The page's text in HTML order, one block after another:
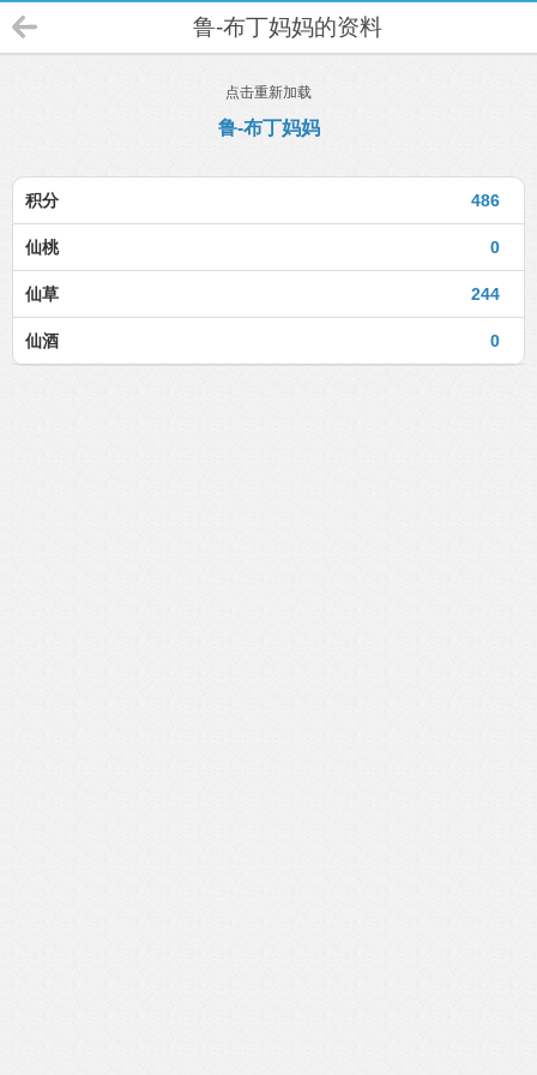
鲁-布丁妈妈的资料
点击重新加载
鲁-布丁妈妈
486
积分
0
仙桃
244
仙草
0
仙酒